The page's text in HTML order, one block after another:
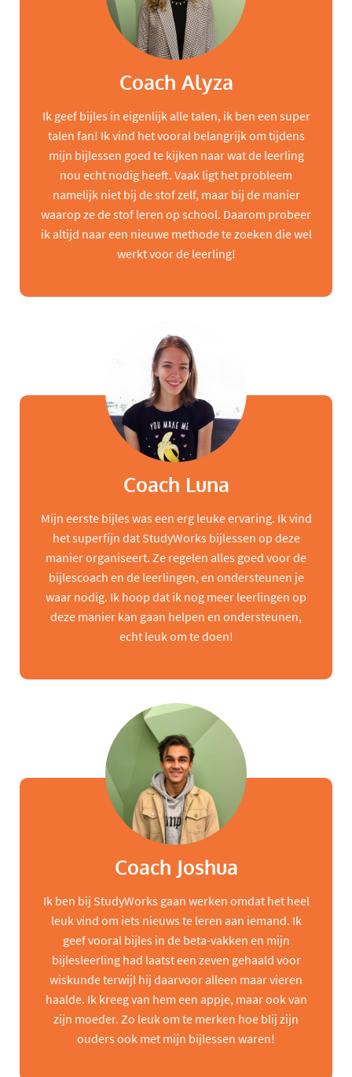
Coach Alyza
Ik geef bijles in eigenlijk alle talen, ik ben een super
talen fan! Ik vind het vooral belangrijk om tijdens
mijn bijlessen goed te kijken naar wat de leerling
nou echt nodig heeft. Vaak ligt het probleem
namelijk niet bij de stof zelf, maar bij de manier
waarop ze de stof leren op school. Daarom probeer
ik altijd naar een nieuwe methode te zoeken die wel
werkt voor de leerling!
Coach Luna
Mijn eerste bijles was een erg leuke ervaring. Ik vind
het superfijn dat StudyWorks bijlessen op deze
manier organiseert. Ze regelen alles goed voor de
bijlescoach en de leerlingen, en ondersteunen je
waar nodig. Ik hoop dat ik nog meer leerlingen op
deze manier kan gaan helpen en ondersteunen,
echt leuk om te doen!
Coach Joshua
Ik ben bij StudyWorks gaan werken omdat het heel
leuk vind om iets nieuws te leren aan iemand. Ik
geef vooral bijles in de beta-vakken en mijn
bijlesleerling had laatst een zeven gehaald voor
wiskunde terwijl hij daarvoor alleen maar vieren
haalde. Ik kreeg van hem een appje, maar ook van
zijn moeder. Zo leuk om te merken hoe blij zijn
ouders ook met mijn bijlessen waren!